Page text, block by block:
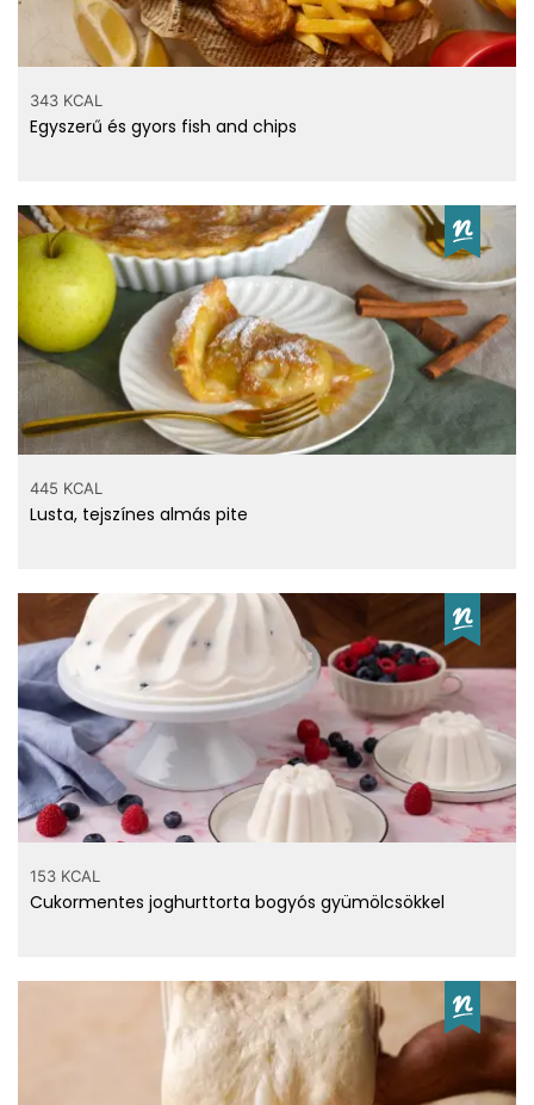
343 KCAL
Egyszerű és gyors fish and chips
445 KCAL
Lusta, tejszínes almás pite
153 KCAL
Cukormentes joghurttorta bogyós gyümölcsökkel